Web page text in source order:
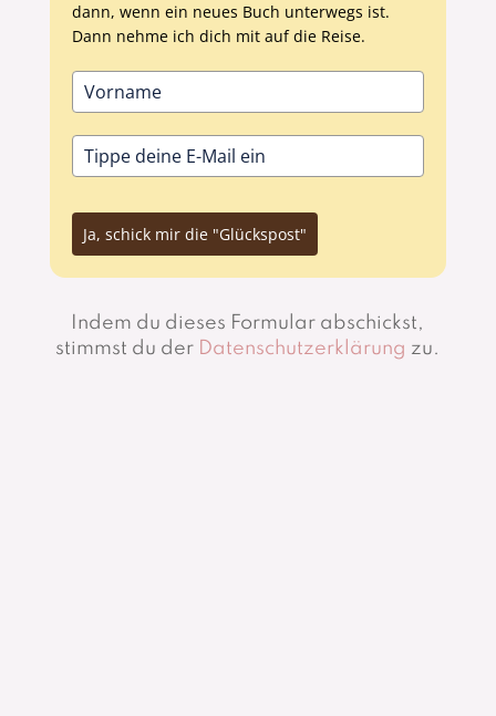
dann, wenn ein neues Buch unterwegs ist.
Dann nehme ich dich mit auf die Reise.
Ja, schick mir die "Glückspost"
Indem du dieses Formular abschickst,
stimmst du der Datenschutzerklärung zu.